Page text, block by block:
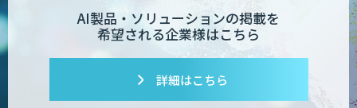
AI開発・伴走支援・内製化支援
AI製品・ソリューションの掲載を
希望される企業様はこちら
詳細はこちら